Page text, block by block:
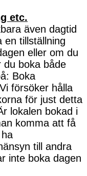
etc.
även dagtid
en tillställning
eller om du
du boka både
Boka
försöker hålla
för just detta
lokalen bokad i
komma att få
till andra
inte boka dagen